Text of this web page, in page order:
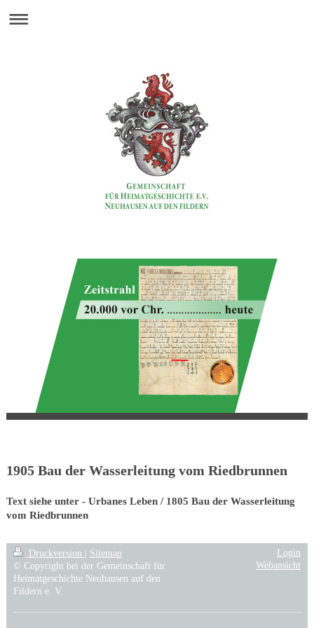
1905 Bau der Wasserleitung vom Riedbrunnen
Text siehe unter - Urbanes Leben / 1805 Bau der Wasserleitung
vom Riedbrunnen
Druckversion
Sitemap
© Copyright bei der Gemeinschaft für
Heimatgeschichte Neuhausen auf den
Fildern e. V.
Login
Webansicht